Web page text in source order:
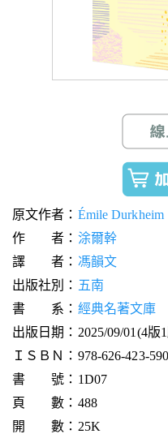
原文作者： Émile Durkheim
作 者： 涂爾幹
譯 者： 馮韻文
出版社別： 五南
書 系： 經典名著文庫
出版日期：2025/09/01(4版
ＩＳＢＮ：978-626-423-
書 號：1D07
頁 數：488
開 數：25K